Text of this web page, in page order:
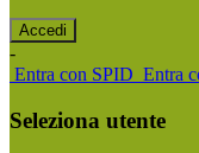
-
Entra con SPID Entra
Seleziona utente